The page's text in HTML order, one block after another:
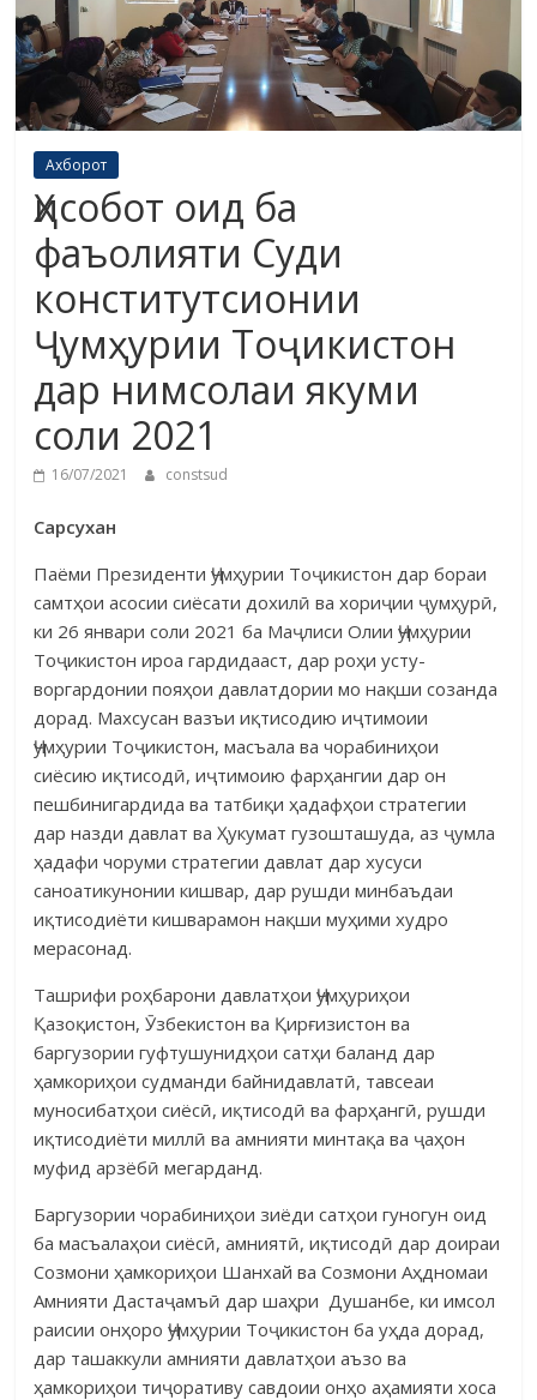
Ахборот
Ҳисобот оид ба
фаъолияти Суди
конститутсионии
Ҷумҳурии Тоҷикистон
дар нимсолаи якуми
соли 2021
16/07/2021 constsud
Сарсухан
Паёми Президенти Ҷумҳурии Тоҷикистон дар бораи
самтҳои асо­сии сиёсати дохилӣ ва хориҷии ҷумҳурӣ,
ки 26 январи соли 2021 ба Маҷ­лиси Олии Ҷумҳурии
Тоҷикистон ироа гардидааст, дар роҳи усту­
воргардонии пояҳои давлатдории мо нақши созанда
дорад. Махсусан вазъи иқтисодию иҷтимоии
Ҷумҳурии Тоҷикистон, масъала ва чорабиниҳои
сиёсию иқтисодӣ, иҷтимоию фарҳангии дар он
пешбинигардида ва татбиқи ҳадафҳои стратегии
дар назди давлат ва Ҳукумат гузошташуда, аз ҷумла
ҳадафи чоруми стратегии давлат дар хусуси
саноатикунонии киш­вар, дар рушди минбаъдаи
иқтисодиёти кишварамон нақши муҳими худ­ро
мерасонад.
Ташрифи роҳбарони давлатҳои Ҷумҳуриҳои
Қазоқистон, Ӯзбе­кистон ва Қирғизистон ва
баргузории гуфтушунидҳои сатҳи баланд дар
ҳамкориҳои судманди байнидавлатӣ, тавсеаи
муносибатҳои сиёсӣ, иқти­содӣ ва фарҳангӣ, рушди
иқтисодиёти миллӣ ва амнияти минтақа ва ҷаҳон
муфид арзёбӣ мегарданд.
Баргузории чорабиниҳои зиёди сатҳои гуногун оид
ба масъалаҳои сиёсӣ, амниятӣ, иқтисодӣ дар доираи
Созмони ҳамкориҳои Шанхай ва Созмони Аҳдномаи
Амнияти Дастаҷамъӣ дар шаҳри Душанбе, ки имсол
раисии онҳоро Ҷумҳурии Тоҷикистон ба уҳда дорад,
дар ташаккули амнияти давлатҳои аъзо ва
ҳамкориҳои тиҷоративу савдоии онҳо аҳамияти хоса